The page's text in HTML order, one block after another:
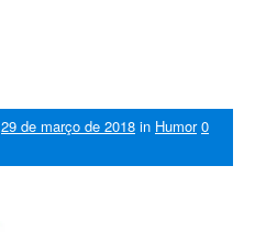
29 de março de 2018 in Humor 0